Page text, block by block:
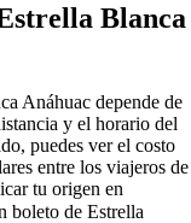
Blanca
Anáhuac depende de
y el horario del
puedes ver el costo
entre los viajeros de
tu origen en
boleto de Estrella